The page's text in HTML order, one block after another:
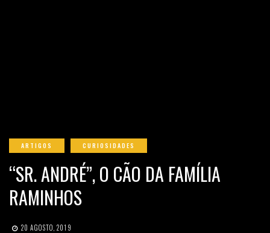
ARTIGOS CURIOSIDADES
“SR. ANDRÉ”, O CÃO DA FAMÍLIA
RAMINHOS
20 AGOSTO, 2019